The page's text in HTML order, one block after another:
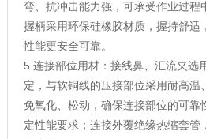
弯、抗冲击能力强，可承受作业过程
握柄采用环保硅橡胶材质，握持舒适
性能更安全可靠。
5.连接部位用材：接线鼻、汇流夹选
定，与软铜线的压接部位采用耐高温
免氧化、松动，确保连接部位的可靠
定性能要求；连接外覆绝缘热缩套管